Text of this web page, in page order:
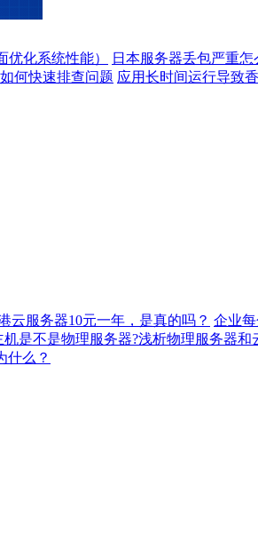
化系统性能） 日本服务器丢包严重
何快速排查问题 应用长时间运行导致
云服务器10元一年，是真的吗？ 企业
机是不是物理服务器?浅析物理服务器和
什么？